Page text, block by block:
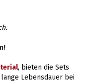
, bieten die Sets
Lebensdauer bei